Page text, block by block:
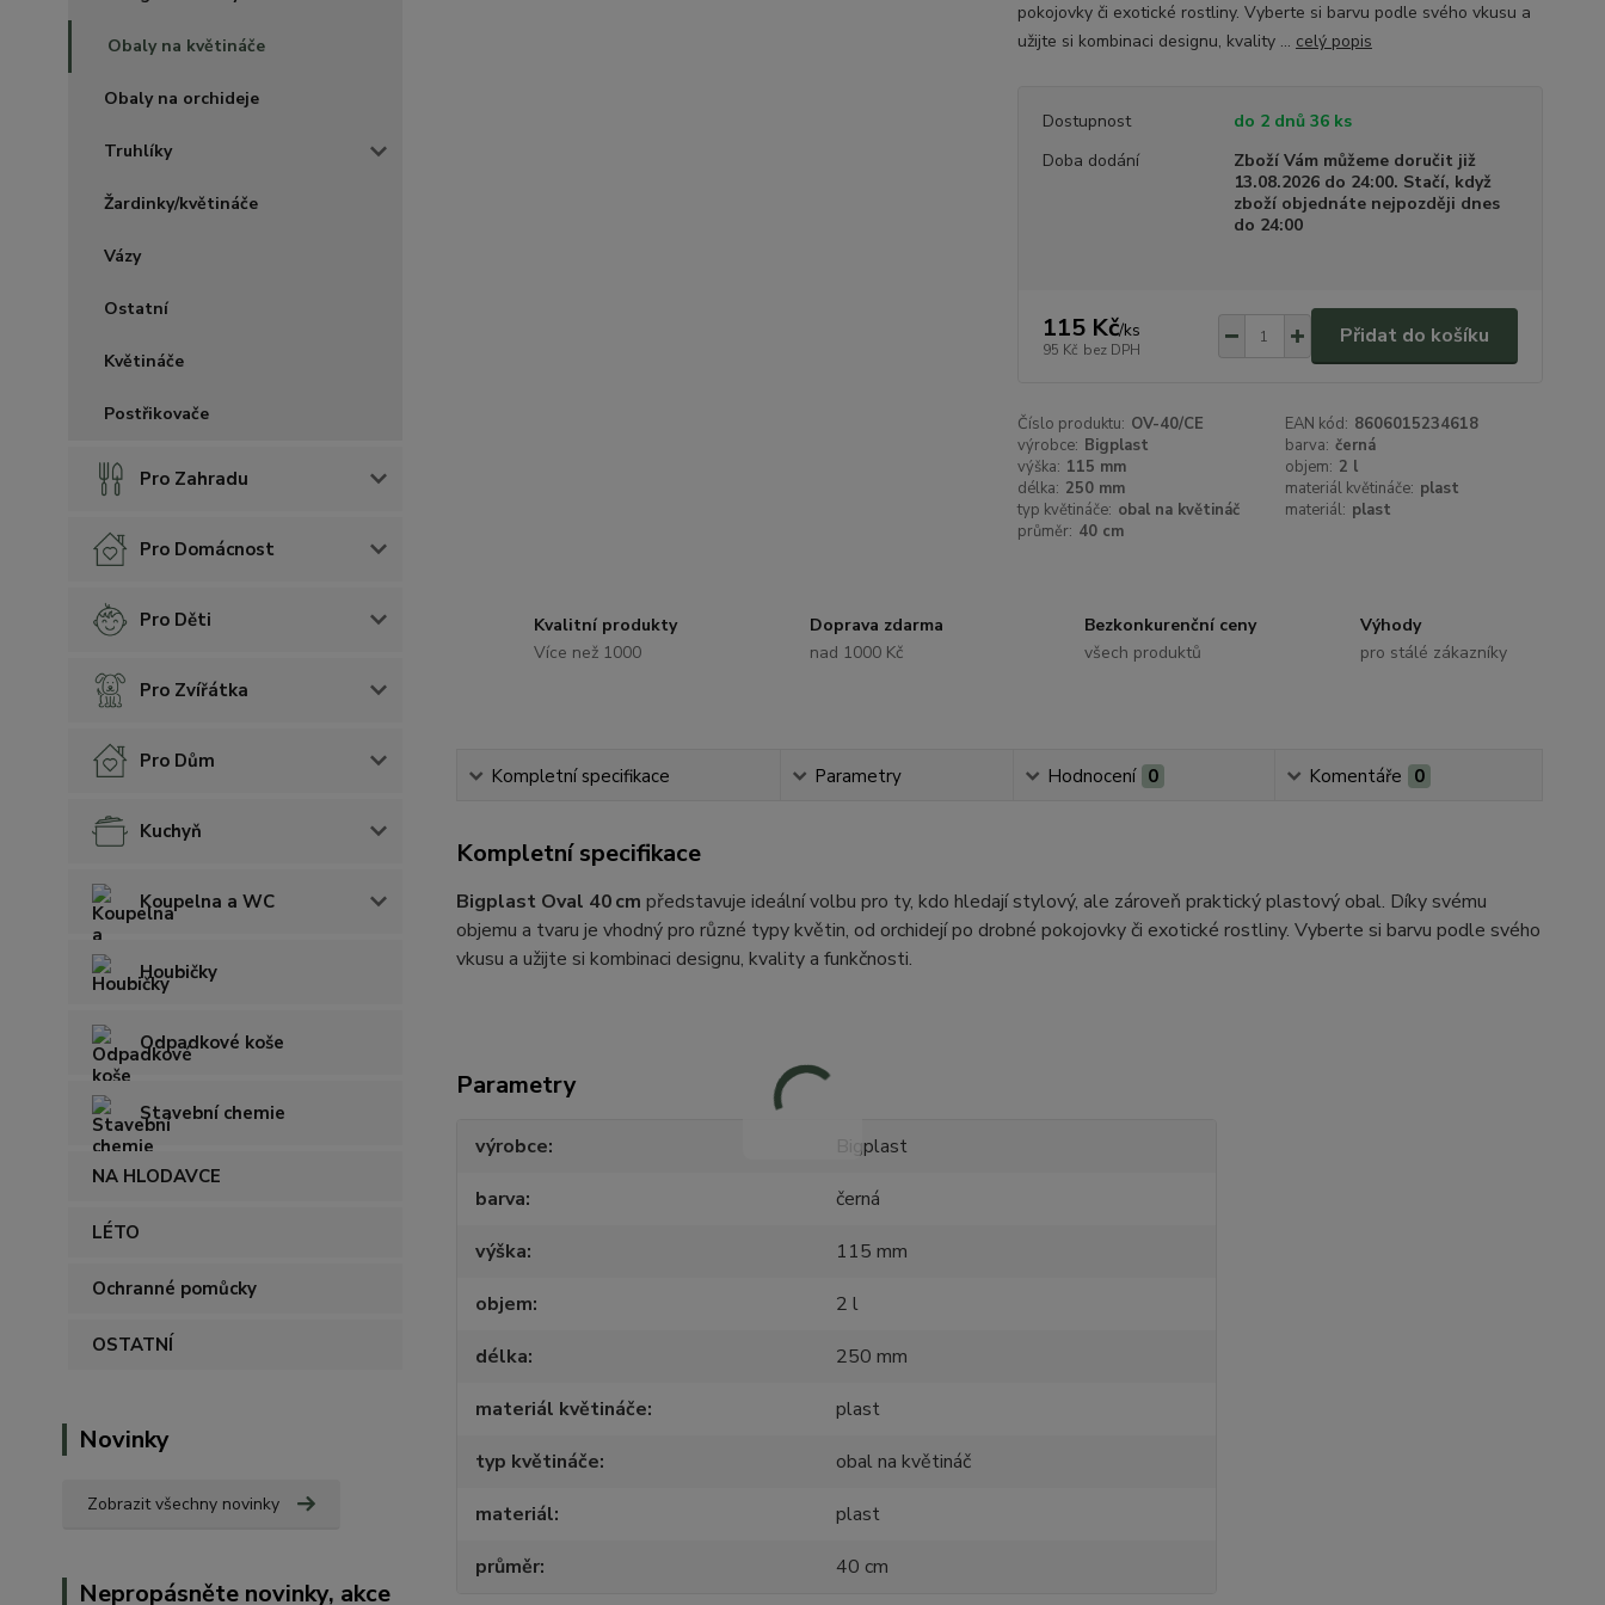
Obaly na květináče
Obaly na orchideje
Truhlíky
Žardinky/květináče
Vázy
Ostatní
Květináče
Postřikovače
Pro Zahradu
Pro Domácnost
Pro Děti
Pro Zvířátka
Pro Dům
Kuchyň
Koupelna a WC
Houbičky
Odpadkové koše
Stavební chemie
NA HLODAVCE
LÉTO
Ochranné pomůcky
OSTATNÍ
Novinky
Zobrazit všechny novinky
Nepropásněte novinky, akce
pokojovky či exotické rostliny. Vyberte si barvu podle svého vkusu a
užijte si kombinaci designu, kvality ... celý popis
Dostupnost
do 2 dnů 36 ks
Doba dodání
Zboží Vám můžeme doručit již
13.08.2026 do 24:00. Stačí, když
zboží objednáte nejpozději dnes
do 24:00
115 Kč/ks
95 Kč bez DPH
Přidat do košíku
Číslo produktu: OV-40/CE EAN kód: 8606015234618
výrobce: Bigplast barva: černá
výška: 115 mm objem: 2 l
délka: 250 mm materiál květináče: plast
typ květináče: obal na květináč materiál: plast
průměr: 40 cm
Kvalitní produkty
Více než 1000
Doprava zdarma
nad 1000 Kč
Bezkonkurenční ceny
všech produktů
Výhody
pro stálé zákazníky
Kompletní specifikace Parametry Hodnocení 0 Komentáře 0
Kompletní specifikace
Bigplast Oval 40 cm představuje ideální volbu pro ty, kdo hledají stylový, ale zároveň praktický plastový obal. Díky svému
objemu a tvaru je vhodný pro různé typy květin, od orchidejí po drobné pokojovky či exotické rostliny. Vyberte si barvu podle svého
vkusu a užijte si kombinaci designu, kvality a funkčnosti.
Parametry
výrobce
Bigplast
barva
černá
výška
115 mm
objem
2 l
délka
250 mm
materiál květináče
plast
typ květináče
obal na květináč
materiál
plast
průměr
40 cm